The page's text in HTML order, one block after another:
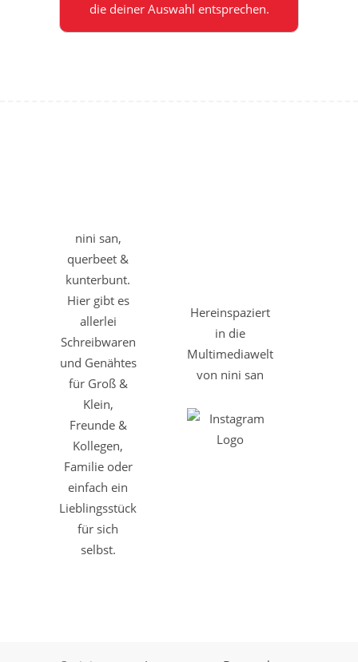
die deiner Auswahl entsprechen.
nini san,
querbeet &
kunterbunt.
Hier gibt es
allerlei
Schreibwaren
und Genähtes
für Groß &
Klein,
Freunde &
Kollegen,
Familie oder
einfach ein
Lieblingsstück
für sich
selbst.
Hereinspaziert
in die
Multimediawelt
von nini san